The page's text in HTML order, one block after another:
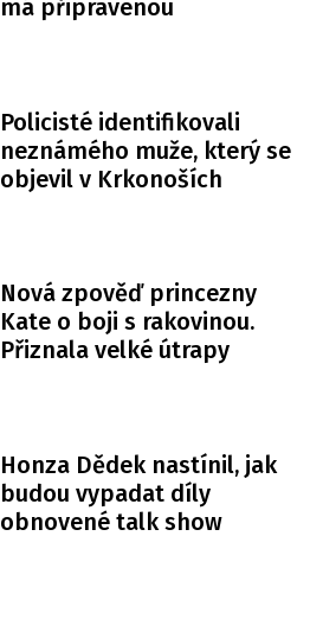
má připravenou
Policisté identifikovali
neznámého muže, který se
objevil v Krkonoších
Nová zpověď princezny
Kate o boji s rakovinou.
Přiznala velké útrapy
Honza Dědek nastínil, jak
budou vypadat díly
obnovené talk show